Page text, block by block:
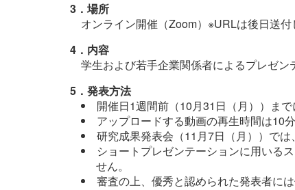
3．場所
オンライン開催（Zoom）※URLは後日送付
4．内容
学生および若手企業関係者によるプレゼ
5．発表方法
開催日1週間前（10月31日（月））ま
アップロードする動画の再生時間は10
研究成果発表会（11月7日（月））で
ショートプレゼンテーションに用いる
せん。
審査の上、優秀と認められた発表者には